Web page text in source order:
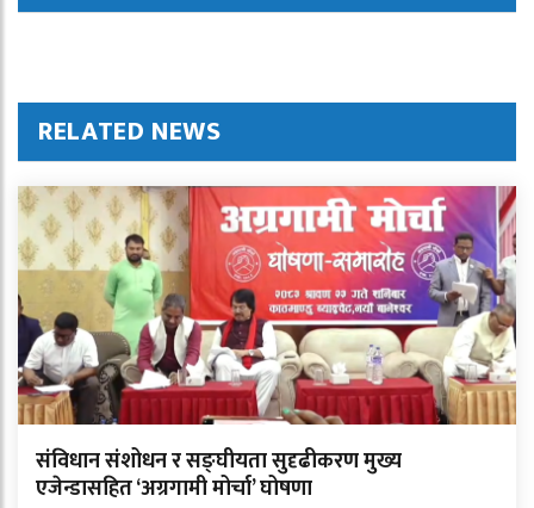
RELATED NEWS
संविधान संशोधन र सङ्घीयता सुदृढीकरण मुख्य
एजेन्डासहित ‘अग्रगामी मोर्चा’ घोषणा